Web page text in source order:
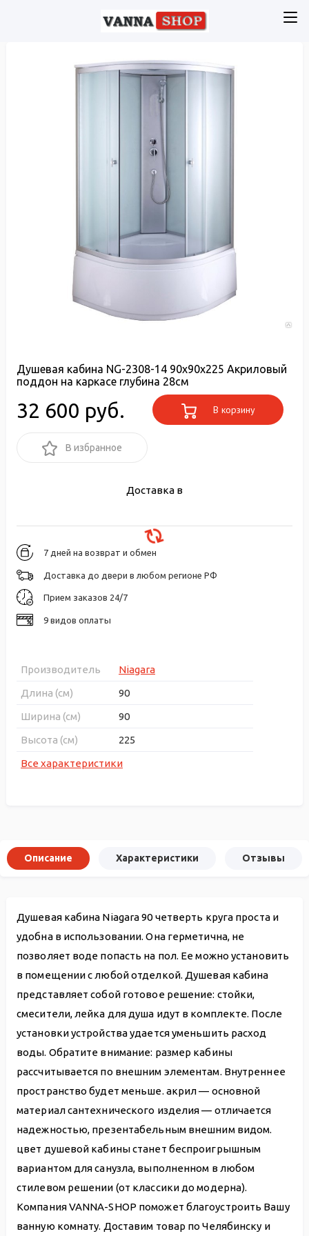
Душевая кабина NG-2308-14 90х90х225 Акриловый
поддон на каркасе глубина 28см
32 600 руб. В корзину
В избранное
Доставка в
7 дней на возврат и обмен
Доставка до двери в любом регионе РФ
Прием заказов 24/7
9 видов оплаты
Производитель
Niagara
Длина (см)
90
Ширина (см)
90
Высота (см)
225
Все характеристики
Описание Характеристики Отзывы
Душевая кабина Niagara 90 четверть круга проста и
удобна в использовании. Она герметична, не
позволяет воде попасть на пол. Ее можно установить
в помещении с любой отделкой. Душевая кабина
представляет собой готовое решение: стойки,
смесители, лейка для душа идут в комплекте. После
установки устройства удается уменьшить расход
воды. Обратите внимание: размер кабины
рассчитывается по внешним элементам. Внутреннее
пространство будет меньше. акрил — основной
материал сантехнического изделия — отличается
надежностью, презентабельным внешним видом.
цвет душевой кабины станет беспроигрышным
вариантом для санузла, выполненном в любом
стилевом решении (от классики до модерна).
Компания VANNA-SHOP поможет благоустроить Вашу
ванную комнату. Доставим товар по Челябинску и